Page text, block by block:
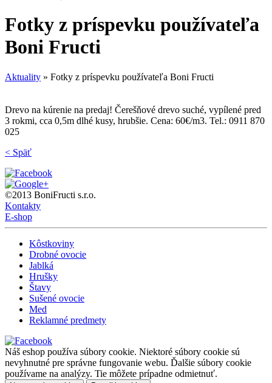
Fotky z príspevku používateľa
Boni Fructi
Aktuality » Fotky z príspevku používateľa Boni Fructi
Drevo na kúrenie na predaj! Čerešňové drevo suché, vypílené pred
3 rokmi, cca 0,5m dlhé kusy, hrubšie. Cena: 60€/m3. Tel.: 0911 870
025
< Späť
©2013 BoniFructi s.r.o.
Kontakty
E-shop
Kôstkoviny
Drobné ovocie
Jablká
Hrušky
Štavy
Sušené ovocie
Med
Reklamné predmety
Náš eshop používa súbory cookie. Niektoré súbory cookie sú
nevyhnutné pre správne fungovanie webu. Ďalšie súbory cookie
používame na analýzy. Tie môžete prípadne odmietnuť.